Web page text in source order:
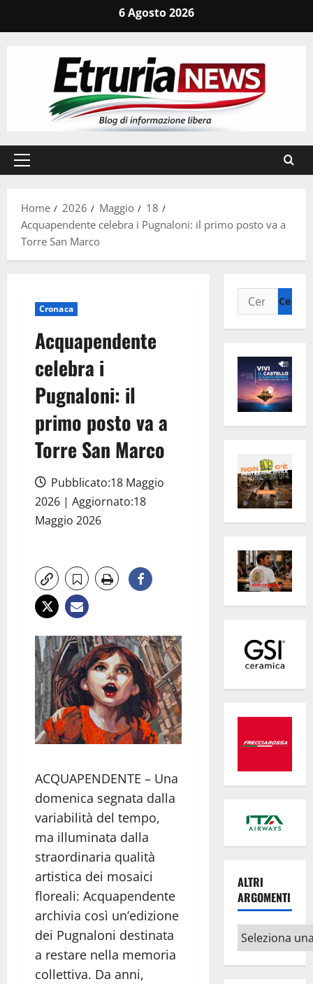
6 Agosto 2026
Menu
Home
2026 Maggio
18
Acquapendente celebra i Pugnaloni: il primo posto va a
Torre San Marco
Cronaca
Acquapendente
celebra i
Pugnaloni: il
primo posto va a
Torre San Marco
Pubblicato:18 Maggio
2026 | Aggiornato:18
Maggio 2026
ACQUAPENDENTE – Una
domenica segnata dalla
variabilità del tempo,
ma illuminata dalla
straordinaria qualità
artistica dei mosaici
floreali: Acquapendente
archivia così un’edizione
dei Pugnaloni destinata
a restare nella memoria
collettiva. Da anni,
Ricerca
per:
ALTRI
ARGOMENTI
Altri
argomenti